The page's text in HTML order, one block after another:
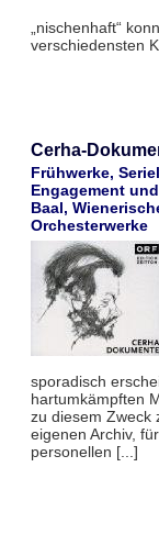
„nischenhaft“
verschiedensten
Cerha-
Frühwerke,
Engagement
Baal,
Orchesterwerke
sporadisch
hartumkämpften
zu diesem Zweck
eigenen Archiv,
personellen [...]